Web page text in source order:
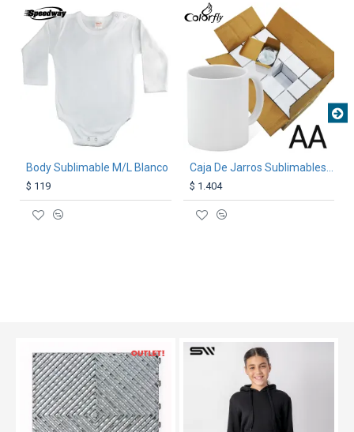
TEXTTRANSPARENTE
Body Sublimable M/L Blanco
$ 119 $ 1.404
OUT TEXTTRANSPARENTE